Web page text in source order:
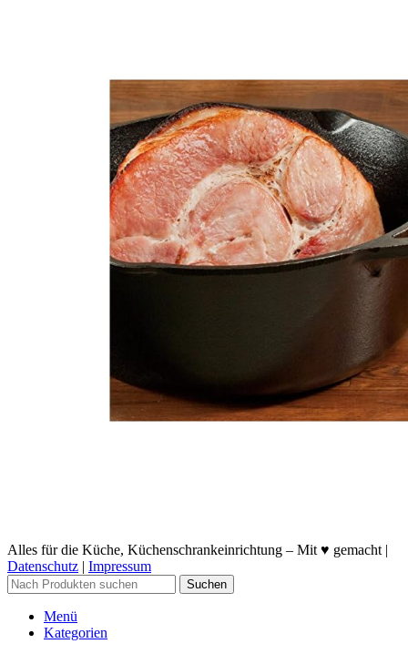
Alles für die Küche, Küchenschrankeinrichtung – Mit ♥ gemacht |
Datenschutz | Impressum
Suchen
Menü
Kategorien